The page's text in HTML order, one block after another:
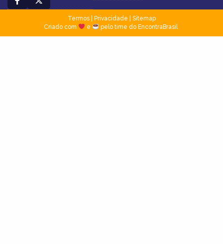
Termos| Privacidade
Sitemap
Criado com
e pelo time do EncontraBrasil